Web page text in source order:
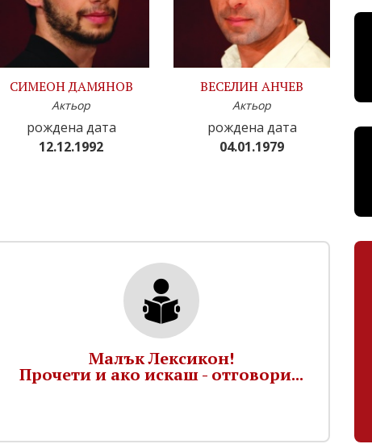
СИМЕОН ДАМЯНОВ
Актьор
рождена дата
12.12.1992
ВЕСЕЛИН АНЧЕВ
Актьор
рождена дата
04.01.1979
Малък Лексикон!
Прочети и ако искаш - отговори...